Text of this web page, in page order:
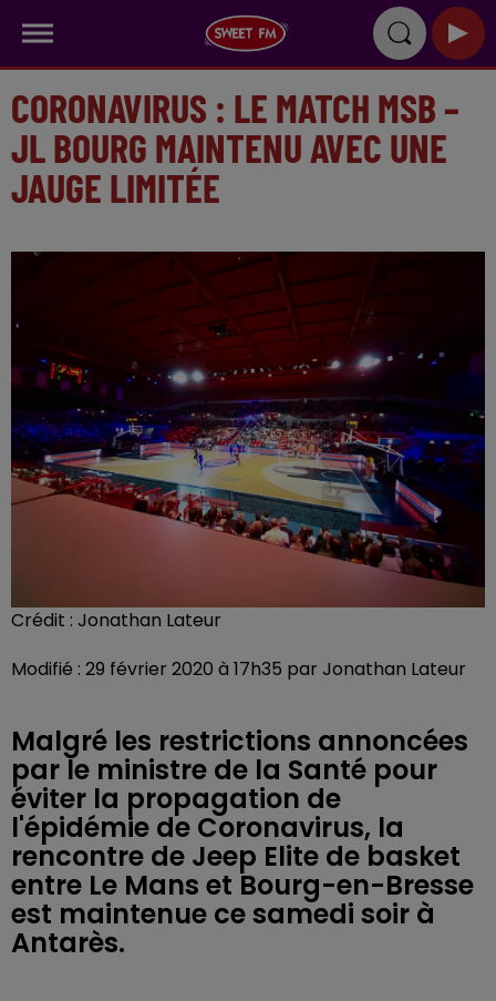
CORONAVIRUS : LE MATCH MSB –
JL BOURG MAINTENU AVEC UNE
JAUGE LIMITÉE
Crédit : Jonathan Lateur
Modifié : 29 février 2020 à 17h35 par Jonathan Lateur
Malgré les restrictions annoncées
par le ministre de la Santé pour
éviter la propagation de
l'épidémie de Coronavirus, la
rencontre de Jeep Elite de basket
entre Le Mans et Bourg-en-Bresse
est maintenue ce samedi soir à
Antarès.